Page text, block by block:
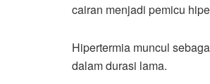
cairan menjadi pemicu
Hipertermia muncul
dalam durasi lama.